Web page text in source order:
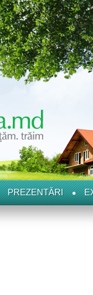
PREZENTĂRI